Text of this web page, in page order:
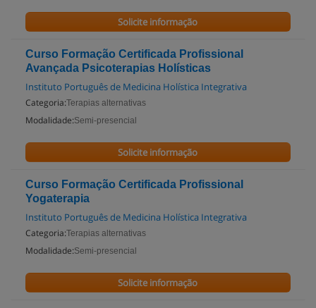
Solicite informação
Curso Formação Certificada Profissional
Avançada Psicoterapias Holísticas
Instituto Português de Medicina Holística Integrativa
Categoria:Terapias alternativas
Modalidade:Semi-presencial
Solicite informação
Curso Formação Certificada Profissional
Yogaterapia
Instituto Português de Medicina Holística Integrativa
Categoria:Terapias alternativas
Modalidade:Semi-presencial
Solicite informação